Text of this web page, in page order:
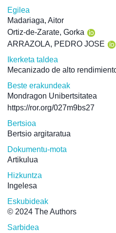
Egilea
Madariaga, Aitor
Ortiz-de-Zarate, Gorka
ARRAZOLA, PEDRO JOSE
Ikerketa taldea
Mecanizado de alto
Beste erakundeak
Mondragon Unibertsitatea
https://ror.org/027m9bs27
Bertsioa
Bertsio argitaratua
Dokumentu-mota
Artikulua
Hizkuntza
Ingelesa
Eskubideak
© 2024 The Authors
Sarbidea